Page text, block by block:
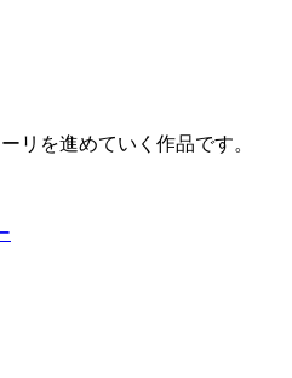
リを進めていく作品です。